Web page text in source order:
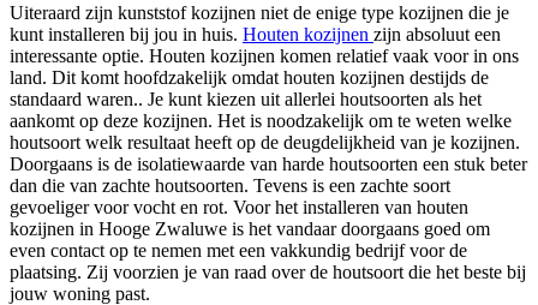
Uiteraard zijn kunststof kozijnen niet de enige type kozijnen die je
kunt installeren bij jou in huis. Houten kozijnen zijn absoluut een
interessante optie. Houten kozijnen komen relatief vaak voor in ons
land. Dit komt hoofdzakelijk omdat houten kozijnen destijds de
standaard waren.. Je kunt kiezen uit allerlei houtsoorten als het
aankomt op deze kozijnen. Het is noodzakelijk om te weten welke
houtsoort welk resultaat heeft op de deugdelijkheid van je kozijnen.
Doorgaans is de isolatiewaarde van harde houtsoorten een stuk beter
dan die van zachte houtsoorten. Tevens is een zachte soort
gevoeliger voor vocht en rot. Voor het installeren van houten
kozijnen in Hooge Zwaluwe is het vandaar doorgaans goed om
even contact op te nemen met een vakkundig bedrijf voor de
plaatsing. Zij voorzien je van raad over de houtsoort die het beste bij
jouw woning past.